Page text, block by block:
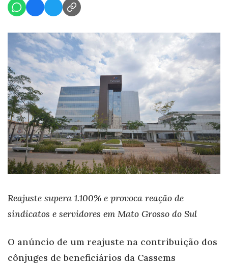
Reajuste supera 1.100% e provoca reação de
sindicatos e servidores em Mato Grosso do Sul
O anúncio de um reajuste na contribuição dos
cônjuges de beneficiários da Cassems